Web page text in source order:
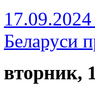
Беларуси
вторник,